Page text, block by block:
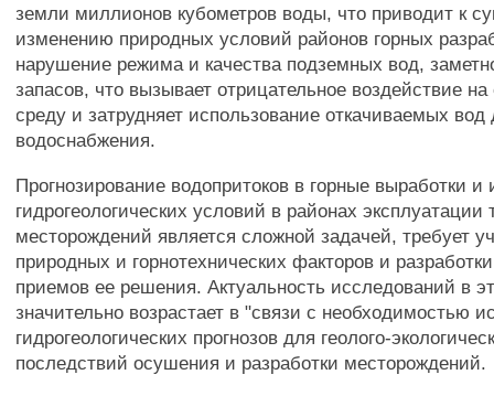
земли миллионов кубометров воды, что приводит к
изменению природных условий районов горных
нарушение режима и качества подземных вод,
запасов, что вызывает отрицательное воздействие
среду и затрудняет использование откачиваемых вод
водоснабжения.
Прогнозирование водопритоков в горные выработки и
гидрогеологических условий в районах эксплуатации
месторождений является сложной задачей, требует
природных и горнотехнических факторов и
приемов ее решения. Актуальность исследований в
значительно возрастает в "связи с необходимостью
гидрогеологических прогнозов для геолого-
последствий осушения и разработки месторождений.